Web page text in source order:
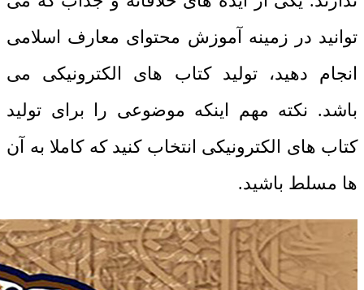
توانید در زمینه آموزش محتوای معارف اسلامی
انجام دهید، تولید کتاب های الکترونیکی می
باشد. نکته مهم اینکه موضوعی را برای تولید
کتاب های الکترونیکی انتخاب کنید که کاملا به آن
ها مسلط باشید.